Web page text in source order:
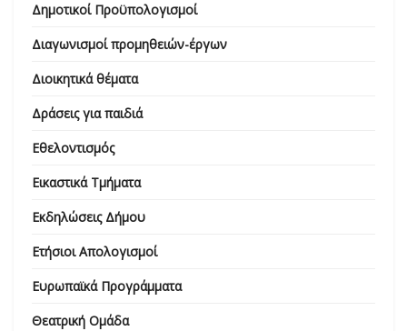
Δημοτικοί Προϋπολογισμοί
Διαγωνισμοί προμηθειών-έργων
Διοικητικά θέματα
Δράσεις για παιδιά
Εθελοντισμός
Εικαστικά Τμήματα
Εκδηλώσεις Δήμου
Ετήσιοι Απολογισμοί
Ευρωπαϊκά Προγράμματα
Θεατρική Ομάδα